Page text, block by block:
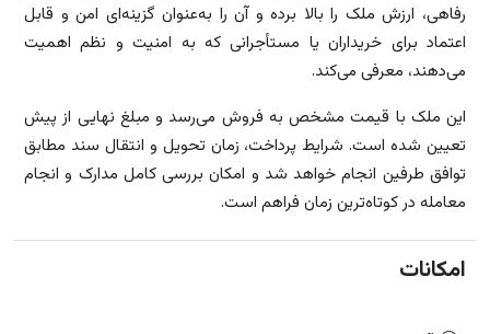
رفاهی، ارزش ملک را بالا برده و آن را به‌عنوان گزینه‌ای امن و قابل
اعتماد برای خریداران یا مستأجرانی که به امنیت و نظم اهمیت
می‌دهند، معرفی می‌کند.
این ملک با قیمت مشخص به فروش می‌رسد و مبلغ نهایی از پیش
تعیین شده است. شرایط پرداخت، زمان تحویل و انتقال سند مطابق
توافق طرفین انجام خواهد شد و امکان بررسی کامل مدارک و انجام
معامله در کوتاه‌ترین زمان فراهم است.
امکانات